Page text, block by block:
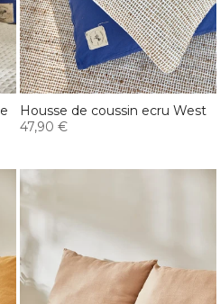
Housse de coussin ecru West
47,90 €